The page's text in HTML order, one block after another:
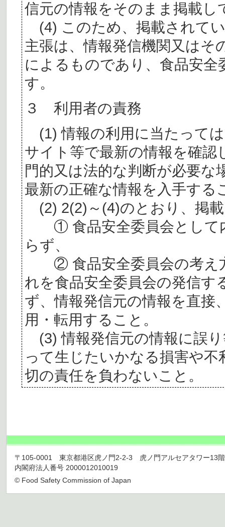
信元の情報をそのまま掲載し
(4) このため、掲載されて
主張は、情報発信機関又はそ
によるものであり、食品安
す。
３ 利用者の責務
(1) 情報の利用に当たって
サイト等で最新の情報を確認
門的又は法的な判断が必要
最新の正確な情報を入手する
(2) 2(2)～(4)のとおり、掲
① 食品安全委員会として
らず、
② 食品安全委員会の考え
れを食品安全委員会の発信す
ず、情報発信元の情報を直接
用・転用すること。
(3) 情報発信元の情報に誤
って生じたいかなる損害や
切の責任を負わないこと。
〒105-0001 東京都港区虎ノ門2-2-3 虎ノ門アルセアタワー13
内閣府法人番号 2000012010019
© Food Safety Commission of Japan